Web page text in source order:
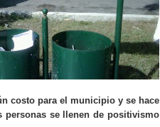
costo para el municipio y se hace
personas se llenen de positivismo